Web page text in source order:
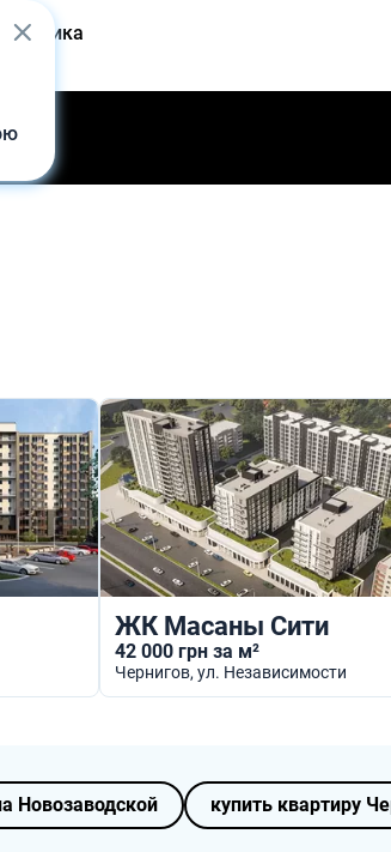
ЖК Масаны Сити
42 000 грн за м²
Чернигов, ул. Независимости
Новозаводской купить квартиру